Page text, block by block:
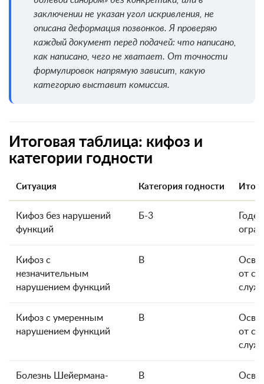
заключении не указан угол искривления, не
описана деформация позвонков. Я проверяю
каждый документ перед подачей: что написано,
как написано, чего не хватает. От точности
формулировок напрямую зависит, какую
категорию выставит комиссия.
Итоговая таблица: кифоз и
категории годности
Ситуация Категория годности Итог
Кифоз без нарушений
функций
Б-3
Кифоз с
незначительным
нарушением функций
В
от
Кифоз с умеренным
нарушением функций
В
от
Болезнь Шейермана-
В